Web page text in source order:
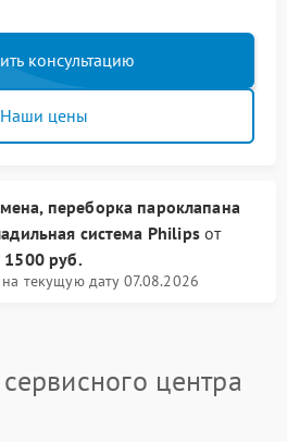
консультацию
Наши цены
переборка пароклапана
система Philipsот
1500 руб.
текущую дату 07.08.2026
центра